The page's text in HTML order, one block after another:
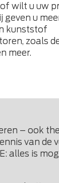
wilt u uw
geven u
kunststof
zoals
meer.
– ook
van de
alles is